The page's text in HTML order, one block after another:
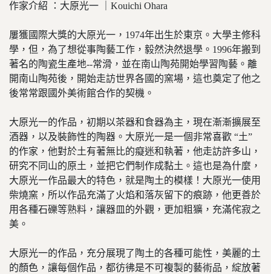
作家介紹 ：大原光一 ｜Kouichi Ohara
屢獲國際大獎的大原光一，1974年出生於東京。大學主修科
學，但，為了想從事陶藝工作，毅然決然退學。1996年搬到
著名的陶瓷生產地--常滑，並在南山陶苑開始學習陶藝。離
開南山陶苑後，開始走訪世界各國的窯場，這也奠定了他之
後常常跟國外美術館合作的契機。
大原光一的作品，初期以茶器和食器為主，現在漸漸擴展至
酒器，以及裝飾性的陶器。大原光一是一個非常喜歡 “土”
的作家，他對於土有著無比的癡迷和執著，他走訪許多山，
研究不同山的原土，並把它們制作成黏土。這也是為什麼，
大原光一作品最大的特色，就是陶土的模樣！大原光一使用
柴燒窯，所以作品充滿了火焰和落灰留下的痕跡，他更善於
用各種石礫等熟料，讓器皿的外觀，更加粗獷，充滿侘寂之
美。
大原光一的作品，充分展現了陶土的各種可能性，美麗的土
的顏色，讓每個作品，都彷彿是不可複製的藝術品，綻放著